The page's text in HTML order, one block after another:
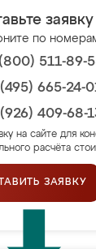
заявку
по
511-89-
665-24-
409-68-
на сайте для
расчёта
ЗАЯВКУ